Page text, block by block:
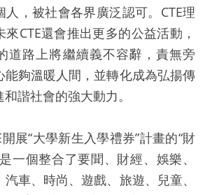
人，被社會各界廣泛認可。CTE理
CTE還會推出更多的公益活動，
道路上將繼續義不容辭，責無旁
能夠溫暖人間，並轉化成為弘揚傳
諧社會的強大動力。
展“大學新生入學禮券”計畫的“財
一個整合了要聞、財經、娛樂、
車、時尚、遊戲、旅遊、兒童、